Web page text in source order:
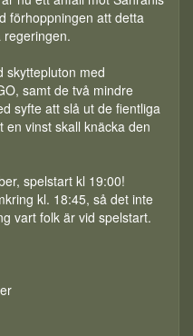
förhoppningen att detta
regeringen.
skyttepluton med
samt de två mindre
syfte att slå ut de fientliga
vinst skall knäcka den
spelstart kl 19:00!
kl. 18:45, så det inte
vart folk är vid spelstart.